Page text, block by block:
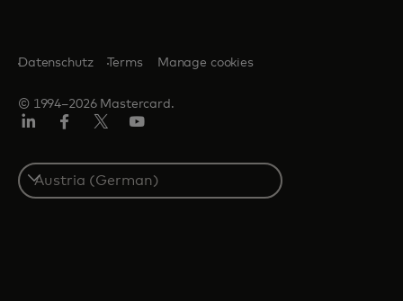
© 1994–2026 Mastercard.
Datenschutz Terms Manage cookies
Select
a
country